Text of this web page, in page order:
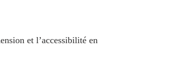
et l’accessibilité en